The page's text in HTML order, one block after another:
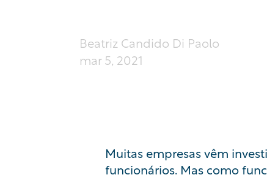
Beatriz Candido Di Paolo
mar 5, 2021
Muitas empresas vêm
funcionários. Mas como